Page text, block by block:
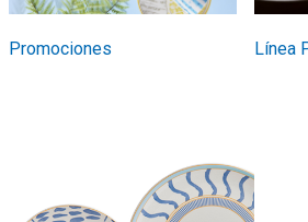
Promociones Línea